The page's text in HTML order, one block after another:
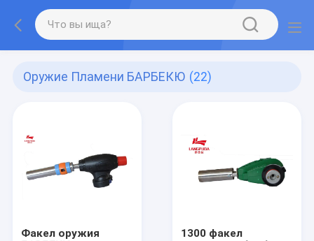
Оружие Пламени БАРБЕКЮ (22)
Факел оружия
1300 факел